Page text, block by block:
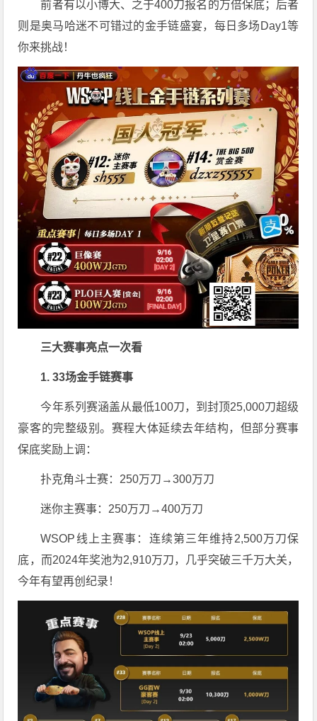
前者有以小博大、之于400刀报名的万倍保底；后者
则是奥马哈迷不可错过的金手链盛宴，每日多场Day1等
你来挑战！
三大赛事亮点一次看
1. 33场金手链赛事
今年系列赛涵盖从最低100刀，到封顶25,000刀超级
豪客的完整级别。赛程大体延续去年结构，但部分赛事
保底奖励上调：
扑克角斗士赛：250万刀→300万刀
迷你主赛事：250万刀→400万刀
WSOP线上主赛事：连续第三年维持2,500万刀保
底，而2024年奖池为2,910万刀，几乎突破三千万大关，
今年有望再创纪录！